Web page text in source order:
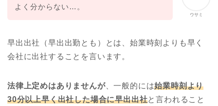
ウサミ
よく分からない…。
早出出社（早出出勤とも）とは、始業時刻よりも早く
会社に出社することを言います。
法律上定めはありませんが、一般的には始業時刻より
30分以上早く出社した場合に早出出社と言われること